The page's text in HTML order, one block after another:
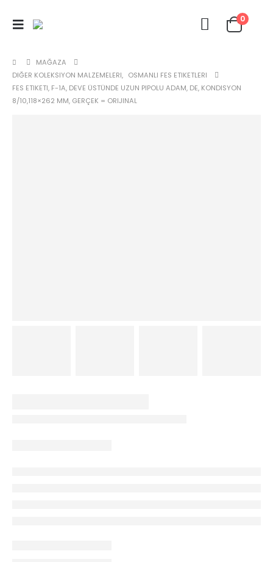
0
MAĞAZA
DIĞER KOLEKSIYON MALZEMELERI, OSMANLI FES ETIKETLERI
FES ETIKETI, F-1A, DEVE ÜSTÜNDE UZUN PIPOLU ADAM, DE, KONDISYON
8/10,118×262 MM, GERÇEK = ORIJINAL